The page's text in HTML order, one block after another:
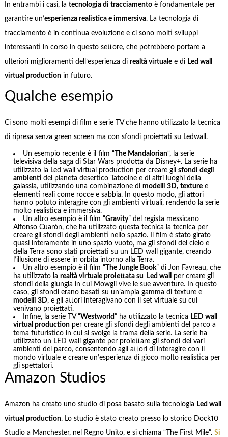
In entrambi i casi, la tecnologia di tracciamentoè fondamentale per
garantire un’esperienza realistica e immersiva. La tecnologia di
tracciamento è in continua evoluzione e ci sono molti sviluppi
interessanti in corso in questo settore, che potrebbero portare a
ulteriori miglioramenti dell’esperienza di realtà virtualee di Led wall
virtual productionin futuro.
Qualche esempio
Ci sono molti esempi di film e serie TV che hanno utilizzato la tecnica
di ripresa senza green screen ma con sfondi proiettati su Ledwall.
Un esempio recente è il film “The Mandalorian“, la serie
televisiva della saga di Star Wars prodotta da Disney+. La serie ha
utilizzato la Led wall virtual production per creare glisfondi degli
ambienti del pianeta desertico Tatooine e di altri luoghi della
galassia, utilizzando una combinazione dimodelli 3D, texture e
elementi reali come rocce e sabbia. In questo modo, gli attori
hanno potuto interagire con gli ambienti virtuali, rendendo la serie
molto realistica e immersiva.
Un altro esempio è il film “Gravity” del regista messicano
Alfonso Cuarón, che ha utilizzato questa tecnica la tecnica per
creare gli sfondi degli ambienti nello spazio. Il film è stato girato
quasi interamente in uno spazio vuoto, ma gli sfondi del cielo e
della Terra sono stati proiettati su un LED wall gigante, creando
l’illusione di essere in orbita intorno alla Terra.
Un altro esempio è il film “The Jungle Book” di Jon Favreau, che
ha utilizzato larealtà virtuale proiettata su Led wall
per creare gli
sfondi della giungla in cui Mowgli vive le sue avventure. In questo
caso, gli sfondi erano basati su un’ampia gamma di texture e
modelli 3D, e gli attori interagivano con il set virtuale su cui
venivano proiettati.
Infine, la serie TV “Westworld ” ha utilizzato la tecnica LED wall
virtual production per creare gli sfondi degli ambienti del parco a
tema futuristico in cui si svolge la trama della serie. La serie ha
utilizzato un LED wall gigante per proiettare gli sfondi dei vari
ambienti del parco, consentendo agli attori di interagire con il
mondo virtuale e creare un’esperienza di gioco molto realistica per
gli spettatori.
Amazon Studios
Amazon ha creato uno studio di posa basato sulla tecnologia Led wall
virtual production. Lo studio è stato creato presso lo storico Dock10
Studio a Manchester, nel Regno Unito, e si chiama “The First Mile”. Si